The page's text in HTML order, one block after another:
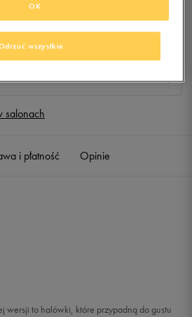
dostępny, otrzymasz od nas powiadomienie.
salonach
i płatność Opinie
wersji to halówki, które przypadną do gustu
wszystkie
OK